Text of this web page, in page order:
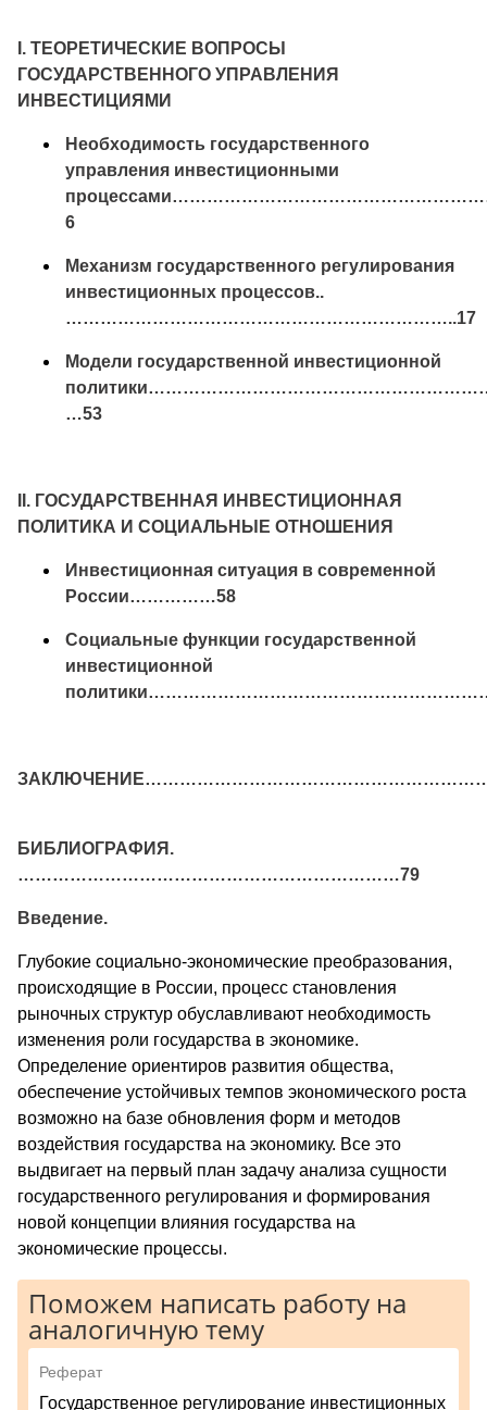
I. ТЕОРЕТИЧЕСКИЕ ВОПРОСЫ
ГОСУДАРСТВЕННОГО УПРАВЛЕНИЯ
ИНВЕСТИЦИЯМИ
Необходимость государственного
управления инвестиционными
6
Механизм государственного регулирования
инвестиционных процессов..
…………………………………………………………..17
Модели государственной инвестиционной
…53
II. ГОСУДАРСТВЕННАЯ ИНВЕСТИЦИОННАЯ
ПОЛИТИКА И СОЦИАЛЬНЫЕ ОТНОШЕНИЯ
Инвестиционная ситуация в современной
России……………58
Социальные функции государственной
инвестиционной
БИБЛИОГРАФИЯ.
…………………………………………………………79
Введение.
Глубокие социально-экономические преобразования,
происходящие в России, процесс становления
рыночных структур обуславливают необходимость
изменения роли государства в экономике.
Определение ориентиров развития общества,
обеспечение устойчивых темпов экономического роста
возможно на базе обновления форм и методов
воздействия государства на экономику. Все это
выдвигает на первый план задачу анализа сущности
государственного регулирования и формирования
новой концепции влияния государства на
экономические процессы.
Поможем написать работу на
аналогичную тему
Реферат
Государственное регулирование инвестиционных